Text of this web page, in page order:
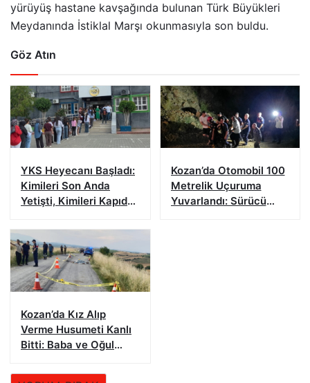
yürüyüş hastane kavşağında bulunan Türk Büyükleri
Meydanında İstiklal Marşı okunmasıyla son buldu.
Göz Atın
YKS Heyecanı Başladı:
Kimileri Son Anda
Yetişti, Kimileri Kapıda
Kozan’da Otomobil 100
Metrelik Uçuruma
Yuvarlandı: Sürücü
Kozan’da Kız Alıp
Verme Husumeti Kanlı
Bitti: Baba ve Oğul